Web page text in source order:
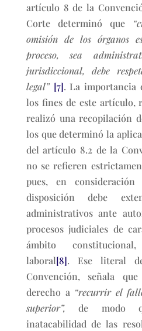
artículo 8 de la
Corte determinó que
omisión de los órganos
proceso, sea
jurisdiccional, debe
legal” [7]. La importancia
los fines de este artículo,
realizó una recopilación
los que determinó la
del artículo 8.2 de la
no se refieren
pues, en
disposición debe
administrativos ante
procesos judiciales de
ámbito
laboral[8]. Ese literal
Convención, señala
derecho a “recurrir el
superior”,de modo
inatacabilidad de las